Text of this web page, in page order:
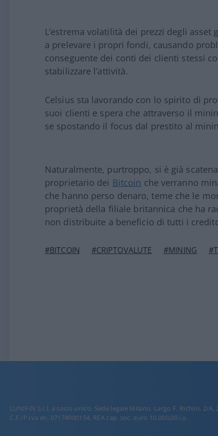
L’estrema volatilità dei prezzi degli
a prelevare i propri fondi, causando
conseguente dei conti dei clienti stessi
stabilizzare l’attività.
Celsius sta lavorando con lo spirito di
suoi clienti e spera che attraverso il
se spostando il focus dal prestito al
Naturalmente, purtroppo, si è già
proprietario dei Bitcoin che verranno
che hanno perso denaro, teme che le
proprietà della filiale britannica che ha
non distribuite a beneficio di tutti i
#BITCOIN #CRIPTOVALUTE #MINING
LUNIFIN S.r.l. a socio unico. Sede legale Milano, Largo F. Richini, 2/A,
C.F./P.Iva en. 07174900154, REA cap. soc. euro 10.000,00 i.v.